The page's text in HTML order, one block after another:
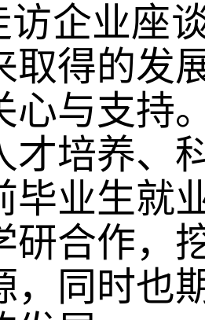
访企业座
取得的发
心与支持
才培养、
毕业生就
研合作，
，同时也